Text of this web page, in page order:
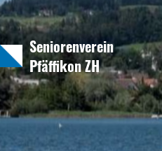
Seniorenverein
Pfäffikon ZH